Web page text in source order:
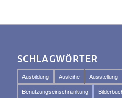
SCHLAGWÖRTER
Ausbildung Ausleihe Ausstellung
Benutzungseinschränkung